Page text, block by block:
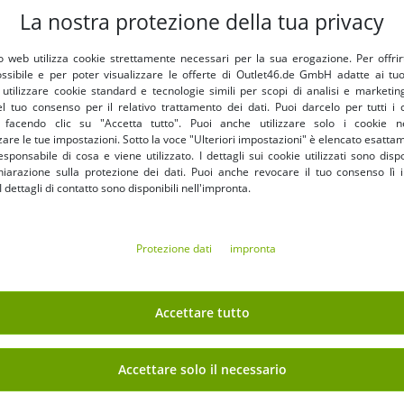
Taglie disponibili
da casa PUMA Manchester
da donna, maglia da calcio
Taglie disponibili
Reggiseno sportivo Nike in
con tecnologia Dry-Fit,
La nostra protezione della tua privacy
web utilizza cookie strettamente necessari per la sua erogazione. Per
e per poter visualizzare le offerte di Outlet46.de GmbH adatte ai
cookie standard e tecnologie simili per scopi di analisi e
tuo consenso per il relativo trattamento dei dati. Puoi darcelo per tutti i
facendo clic su "Accetta tutto". Puoi anche utilizzare solo i cookie
le tue impostazioni. Sotto la voce "Ulteriori impostazioni" è elencato
di cosa e viene utilizzato. I dettagli sui cookie utilizzati sono
sulla protezione dei dati. Puoi anche revocare il tuo consenso lì
dettagli di contatto sono disponibili nell'impronta.
Protezione dati impronta
Accettare tutto
Accettare solo il necessario